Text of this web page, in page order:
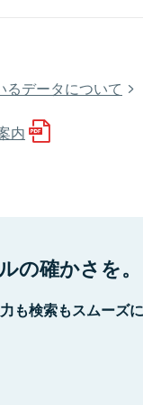
データについて
内
の確かさを。
も検索もスムーズ